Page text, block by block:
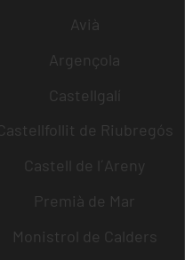
Avià
Argençola
Castellgalí
Castellfollit de Riubregós
Castell de l´Areny
Premià de Mar
Monistrol de Calders